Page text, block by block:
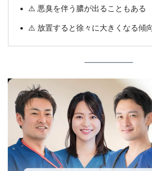
⚠️ 悪臭を伴う膿が出ることもある
⚠️ 放置すると徐々に大きくなる傾